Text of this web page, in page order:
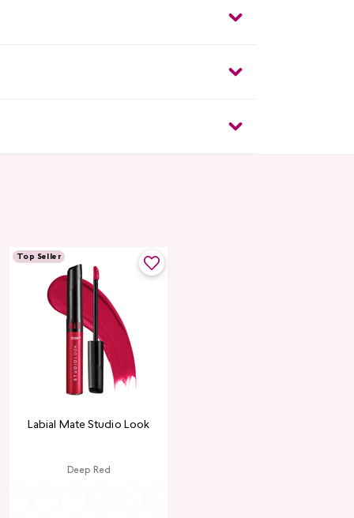
Top Seller
Labial Mate Studio Look
Deep Red